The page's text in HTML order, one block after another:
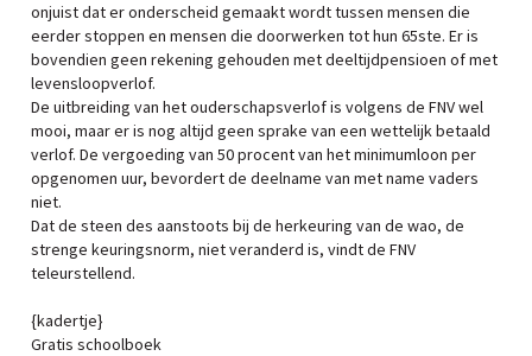
onjuist dat er onderscheid gemaakt wordt tussen mensen die
eerder stoppen en mensen die doorwerken tot hun 65ste. Er is
bovendien geen rekening gehouden met deeltijdpensioen of met
levensloopverlof.
De uitbreiding van het ouderschapsverlof is volgens de FNV wel
mooi, maar er is nog altijd geen sprake van een wettelijk betaald
verlof. De vergoeding van 50 procent van het minimumloon per
opgenomen uur, bevordert de deelname van met name vaders
niet.
Dat de steen des aanstoots bij de herkeuring van de wao, de
strenge keuringsnorm, niet veranderd is, vindt de FNV
teleurstellend.
{kadertje}
Gratis schoolboek